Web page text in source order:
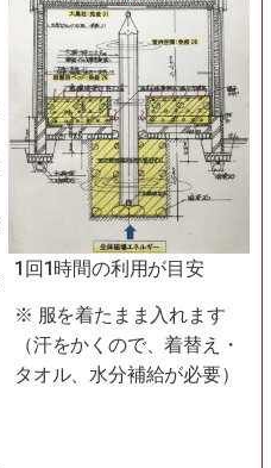
1回1時間の利用が目安
※ 服を着たまま入れます
（汗をかくので、着替え・
タオル、水分補給が必要）